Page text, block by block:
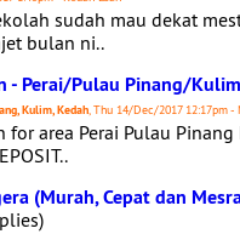
sudah mau dekat
bulan ni..
- Perai/Pulau Pinang/Kulim
Kulim, Kedah, Thu 14/Dec/2017 12:17pm -
for area Perai Pulau
(Murah, Cepat dan